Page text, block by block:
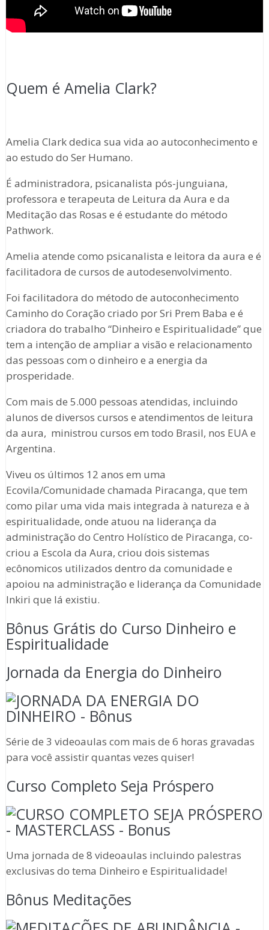
Quem é Amelia Clark?
Amelia Clark dedica sua vida ao autoconhecimento e
ao estudo do Ser Humano.
É administradora, psicanalista pós-junguiana,
professora e terapeuta de Leitura da Aura e da
Meditação das Rosas e é estudante do método
Pathwork.
Amelia atende como psicanalista e leitora da aura e é
facilitadora de cursos de autodesenvolvimento.
Foi facilitadora do método de autoconhecimento
Caminho do Coração criado por Sri Prem Baba e é
criadora do trabalho “Dinheiro e Espiritualidade” que
tem a intenção de ampliar a visão e relacionamento
das pessoas com o dinheiro e a energia da
prosperidade.
Com mais de 5.000 pessoas atendidas, incluindo
alunos de diversos cursos e atendimentos de leitura
da aura, ministrou cursos em todo Brasil, nos EUA e
Argentina.
Viveu os últimos 12 anos em uma
Ecovila/Comunidade chamada Piracanga, que tem
como pilar uma vida mais integrada à natureza e à
espiritualidade, onde atuou na liderança da
administração do Centro Holístico de Piracanga, co-
criou a Escola da Aura, criou dois sistemas
ecônomicos utilizados dentro da comunidade e
apoiou na administração e liderança da Comunidade
Inkiri que lá existiu.
Bônus Grátis do Curso Dinheiro e
Espiritualidade
Jornada da Energia do Dinheiro
Série de 3 videoaulas com mais de 6 horas gravadas
para você assistir quantas vezes quiser!
Curso Completo Seja Próspero
Uma jornada de 8 videoaulas incluindo palestras
exclusivas do tema Dinheiro e Espiritualidade!
Bônus Meditações